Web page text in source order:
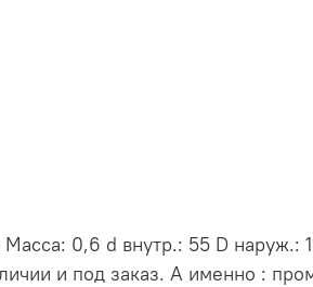
0,6 d внутр.: 55 D наруж.:
и под заказ. А именно :